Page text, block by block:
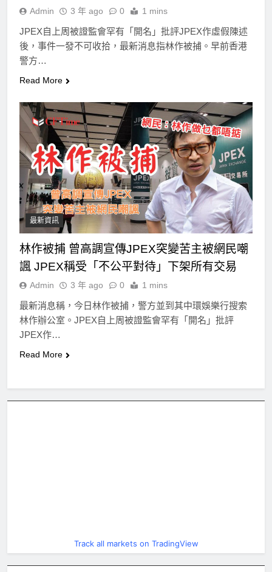
Track all markets on TradingView
Admin 3 年 ago 0 1 mins
JPEX自上周被證監會罕有「開名」批評JPEX作虛假陳述
後，事件一發不可收拾，最新消息指林作被捕。早前香港
警方…
Read More
最新資訊
林作被捕 曾高調宣傳JPEX突變苦主被網民嘲
諷 JPEX稱受「不公平對待」下架所有交易
Admin 3 年 ago 0 1 mins
最新消息稱，今日林作被捕，警方並到其中環娛樂行搜索
林作辦公室。JPEX自上周被證監會罕有「開名」批評
JPEX作…
Read More